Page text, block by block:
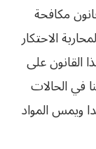
مكافحة
الاحتكار
القانون على
إلى 30 سنة سجنا في الحالات
ويمس المواد